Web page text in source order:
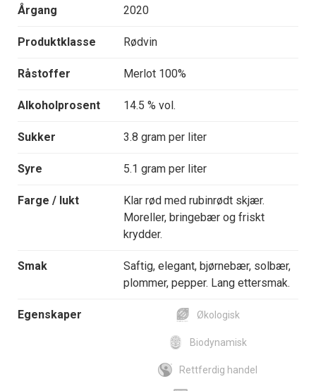
Årgang 2020
Produktklasse Rødvin
Råstoffer Merlot 100%
Alkoholprosent 14.5 % vol.
Sukker 3.8 gram per liter
Syre 5.1 gram per liter
Farge / lukt
Klar rød med rubinrødt skjær.
Moreller, bringebær og friskt
krydder.
Smak
Saftig, elegant, bjørnebær, solbær,
plommer, pepper. Lang ettersmak.
Egenskaper Økologisk
Biodynamisk
Rettferdig handel